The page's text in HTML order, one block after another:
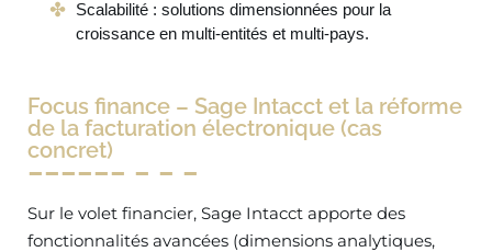
Scalabilité : solutions dimensionnées pour la
croissance en multi-entités et multi-pays.
Focus finance – Sage Intacct et la réforme
de la facturation électronique (cas
concret)
Sur le volet financier, Sage Intacct apporte des
fonctionnalités avancées (dimensions analytiques,